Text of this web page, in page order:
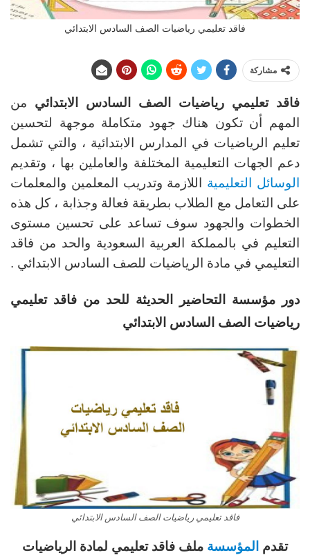
فاقد تعليمي رياضيات الصف السادس الابتدائي
مشاركة
فاقد تعليمي رياضيات الصف السادس الابتدائي من
المهم أن تكون هناك جهود متكاملة موجهة لتحسين
تعليم الرياضيات في المدارس الابتدائية ، والتي تشمل
دعم الجهات التعليمية المختلفة والعاملين بها ، وتقديم
الوسائل التعليمية اللازمة وتدريب المعلمين والمعلمات
على التعامل مع الطلاب بطريقة فعالة وجذابة ، كل هذه
الخطوات والجهود سوف تساعد على تحسين مستوى
التعليم في بالمملكة العربية السعودية والحد من فاقد
التعليمي في مادة الرياضيات للصف السادس الابتدائي .
دور مؤسسة التحاضير الحديثة للحد من فاقد تعليمي
رياضيات الصف السادس الابتدائي
فاقد تعليمي رياضيات الصف السادس الابتدائي
تقدم المؤسسة ملف فاقد تعليمي لمادة الرياضيات